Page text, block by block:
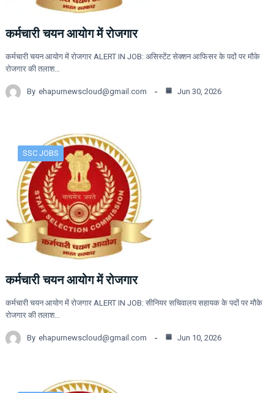
कर्मचारी चयन आयोग में रोजगार
कर्मचारी चयन आयोग में रोजगार ALERT IN JOB: असिस्टेंट सेक्शन आफिसर के पदों पर मौके
रोजगार की तलाश…
By ehapurnewscloud@gmail.com Jun 30, 2026
SSC JOBS
कर्मचारी चयन आयोग में रोजगार
कर्मचारी चयन आयोग में रोजगार ALERT IN JOB: सीनियर सचिवालय सहायक के पदों पर मौके
रोजगार की तलाश…
By ehapurnewscloud@gmail.com Jun 10, 2026